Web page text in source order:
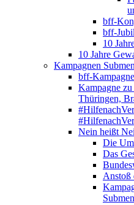
bff-
bff-
10
10 Jahre
Kampagnen
bff-
Kampagne
Thüringen,
Nein heißt
Die
Das
Anstoß